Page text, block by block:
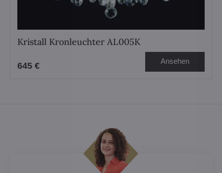
Kristall Kronleuchter AL005K
645 € Ansehen